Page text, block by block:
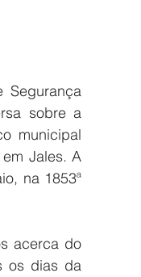
Segurança
sobre a
municipal
Jales. A
na 1853ª
acerca do
os dias da